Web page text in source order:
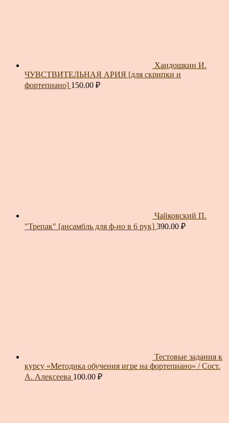
Хандошкин И.
ЧУВСТВИТЕЛЬНАЯ АРИЯ [для скрипки и
фортепиано] 150.00 ₽
Чайковский П.
"Трепак" [ансамбль для ф-но в 6 рук] 390.00 ₽
Тестовые задания к
курсу «Методика обучения игре на фортепиано» / Сост.
А. Алексеева 100.00 ₽